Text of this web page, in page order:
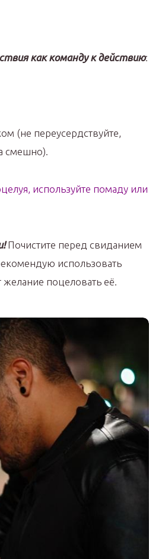
как команду к действию:
(не переусердствуйте,
смешно).
используйте помаду или
Почистите перед свиданием
использовать
поцеловать её.